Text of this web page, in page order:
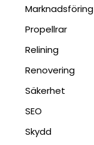
Marknadsföring
Propellrar
Relining
Renovering
Säkerhet
SEO
Skydd